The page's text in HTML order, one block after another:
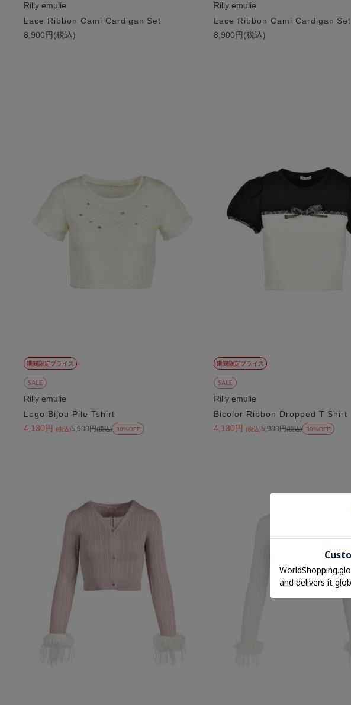
Rilly emulie
Lace Ribbon Cami Cardigan Set
8,900円(税込)
Rilly emulie
Lace Ribbon Cami Cardigan Set
8,900円(税込)
期間限定プライス
SALE
Rilly emulie
Logo Bijou Pile Tshirt
4,130円
(税込)5,900円(税込) 30%OFF
期間限定プライス
SALE
Rilly emulie
Bicolor Ribbon Dropped T Shirt
4,130円
(税込)5,900円(税込) 30%OFF